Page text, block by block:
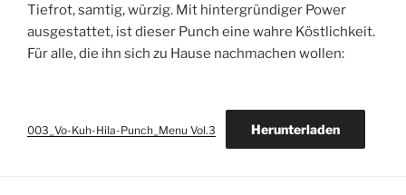
Tiefrot, samtig, würzig. Mit hintergründiger Power
ausgestattet, ist dieser Punch eine wahre Köstlichkeit.
Für alle, die ihn sich zu Hause nachmachen wollen:
003_Vo-Kuh-Hila-Punch_Menu Vol.3 Herunterladen